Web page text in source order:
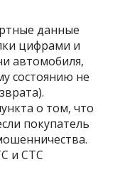
данные
цифрами и
автомобиля,
состоянию не
о том, что
покупатель
и СТС